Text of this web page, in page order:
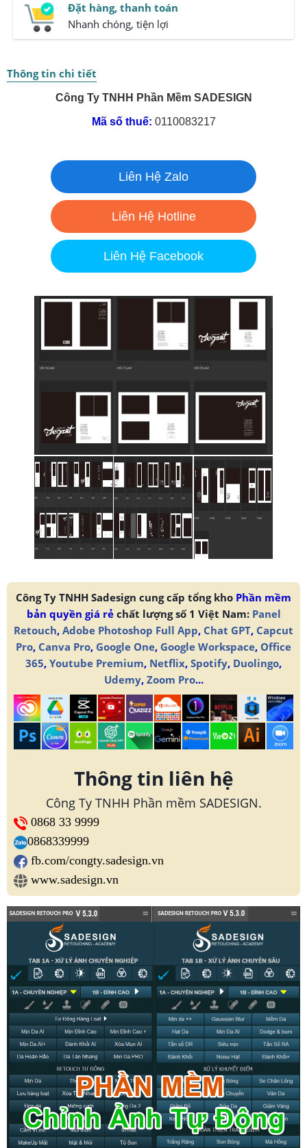
Đặt hàng, thanh toán
Nhanh chóng, tiện lợi
Thông tin chi tiết
Công Ty TNHH Phần Mềm SADESIGN
Mã số thuế: 0110083217
Liên Hệ Zalo
Liên Hệ Hotline
Liên Hệ Facebook
Công Ty TNHH Sadesign cung cấp tổng kho Phần mềm
bản quyền giá rẻchất lượng số 1 Việt Nam: Panel
Retouch, Adobe Photoshop Full App, Chat GPT, Capcut
Pro, Canva Pro, Google One, Google Workspace, Office
365, Youtube Premium, Netflix, Spotify, Duolingo,
Udemy, Zoom Pro...
Thông tin liên hệ
Công Ty TNHH Phần mềm SADESIGN.
0868 33 9999
0868339999
fb.com/congty.sadesign.vn
www.sadesign.vn